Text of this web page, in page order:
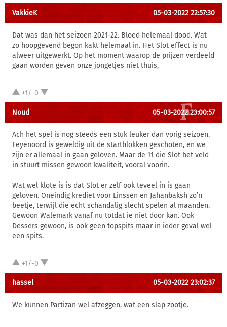
VakkieK 05-03-2022 22:57:30
Dat was dan het seizoen 2021-22. Bloed helemaal dood. Wat
zo hoopgevend begon kakt helemaal in. Het Slot effect is nu
alweer uitgewerkt. Op het moment waarop de prijzen verdeeld
gaan worden geven onze jongetjes niet thuis,
+1/-0
Noud 05-03-2022 23:00:57
Ach het spel is nog steeds een stuk leuker dan vorig seizoen.
Feyenoord is geweldig uit de startblokken geschoten, en we
zijn er allemaal in gaan geloven. Maar de 11 die Slot het veld
in stuurt missen gewoon kwaliteit, vooral voorin.
Wat wel klote is is dat Slot er zelf ook teveel in is gaan
geloven. Oneindig krediet voor Linssen en Jahanbaksh zo’n
beetje, terwijl die echt schandalig slecht spelen al maanden.
Gewoon Walemark vanaf nu totdat ie niet door kan. Ook
Dessers gewoon, is ook geen topspits maar in ieder geval wel
een spits.
+1/-0
hassel 05-03-2022 23:02:37
We kunnen Partizan wel afzeggen, wat een slap zootje.